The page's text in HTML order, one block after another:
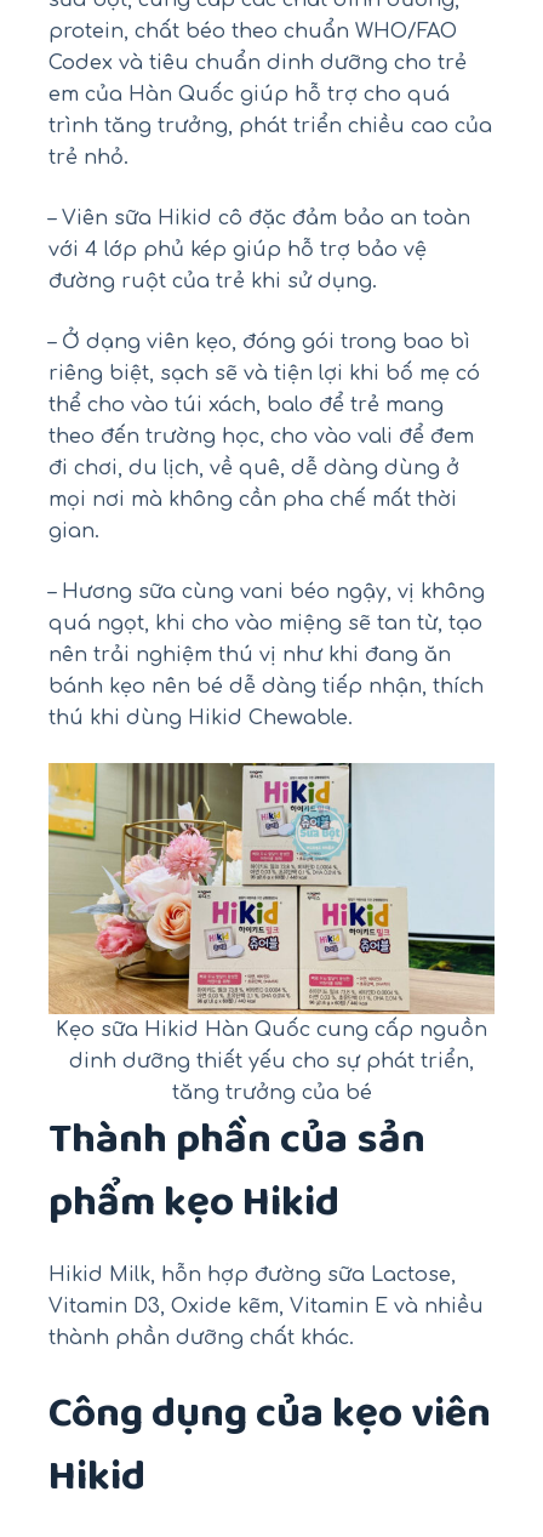
protein, chất béo theo chuẩn WHO/FAO
Codex và tiêu chuẩn dinh dưỡng cho trẻ
em của Hàn Quốc giúp hỗ trợ cho quá
trình tăng trưởng, phát triển chiều cao của
trẻ nhỏ.
– Viên sữa Hikid cô đặc đảm bảo an toàn
với 4 lớp phủ kép giúp hỗ trợ bảo vệ
đường ruột của trẻ khi sử dụng.
– Ở dạng viên kẹo, đóng gói trong bao bì
riêng biệt, sạch sẽ và tiện lợi khi bố mẹ có
thể cho vào túi xách, balo để trẻ mang
theo đến trường học, cho vào vali để đem
đi chơi, du lịch, về quê, dễ dàng dùng ở
mọi nơi mà không cần pha chế mất thời
gian.
– Hương sữa cùng vani béo ngậy, vị không
quá ngọt, khi cho vào miệng sẽ tan từ, tạo
nên trải nghiệm thú vị như khi đang ăn
bánh kẹo nên bé dễ dàng tiếp nhận, thích
thú khi dùng Hikid Chewable.
Kẹo sữa Hikid Hàn Quốc cung cấp nguồn
dinh dưỡng thiết yếu cho sự phát triển,
tăng trưởng của bé
Thành phần của sản
phẩm kẹo Hikid
Hikid Milk, hỗn hợp đường sữa Lactose,
Vitamin D3, Oxide kẽm, Vitamin E và nhiều
thành phần dưỡng chất khác.
Công dụng của kẹo viên
Hikid